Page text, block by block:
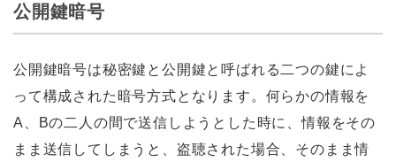
公開鍵暗号
公開鍵暗号は秘密鍵と公開鍵と呼ばれる二つの鍵によ
って構成された暗号方式となります。何らかの情報を
A、Bの二人の間で送信しようとした時に、情報をその
まま送信してしまうと、盗聴された場合、そのまま情